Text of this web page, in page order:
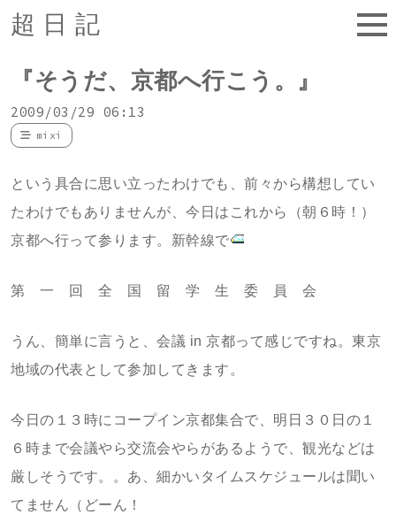
超日記
『そうだ、京都へ行こう。』
2009/03/29 06:13
mixi
という具合に思い立ったわけでも、前々から構想してい
たわけでもありませんが、今日はこれから（朝６時！）
京都へ行って参ります。新幹線で
第 一 回 全 国 留 学 生 委 員 会
うん、簡単に言うと、会議 in 京都って感じですね。東京
地域の代表として参加してきます。
今日の１３時にコープイン京都集合で、明日３０日の１
６時まで会議やら交流会やらがあるようで、観光などは
厳しそうです。。あ、細かいタイムスケジュールは聞い
てません（どーん！